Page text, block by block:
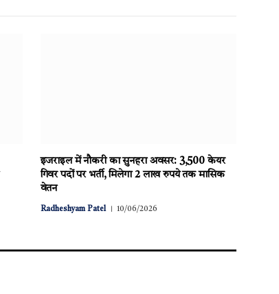
इजराइल में नौकरी का सुनहरा अवसर: 3,500 केयर
गिवर पदों पर भर्ती, मिलेगा 2 लाख रुपये तक मासिक
वेतन
Radheshyam Patel 10/06/2026